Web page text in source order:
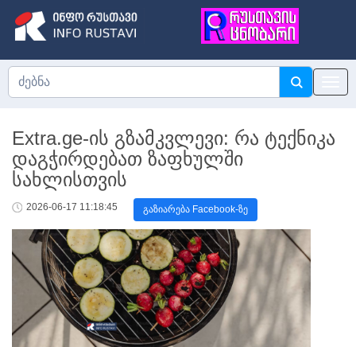
Extra.ge-ის გზამკვლევი: რა ტექნიკა
დაგჭირდებათ ზაფხულში
სახლისთვის
2026-06-17 11:18:45 გაზიარება Facebook-ზე